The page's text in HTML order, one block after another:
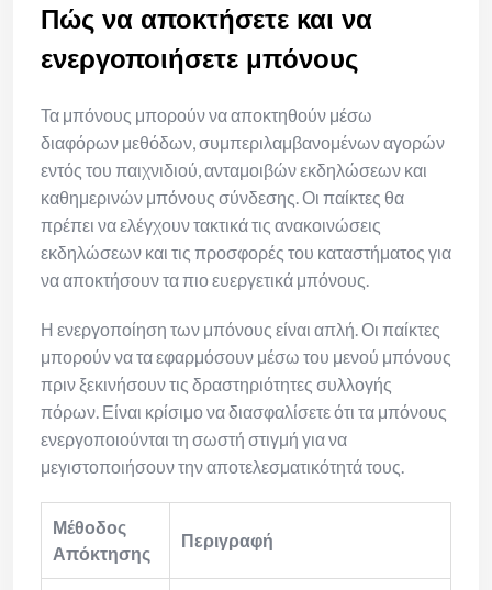
Πώς να αποκτήσετε και να
ενεργοποιήσετε μπόνους
Τα μπόνους μπορούν να αποκτηθούν μέσω
διαφόρων μεθόδων, συμπεριλαμβανομένων αγορών
εντός του παιχνιδιού, ανταμοιβών εκδηλώσεων και
καθημερινών μπόνους σύνδεσης. Οι παίκτες θα
πρέπει να ελέγχουν τακτικά τις ανακοινώσεις
εκδηλώσεων και τις προσφορές του καταστήματος για
να αποκτήσουν τα πιο ευεργετικά μπόνους.
Η ενεργοποίηση των μπόνους είναι απλή. Οι παίκτες
μπορούν να τα εφαρμόσουν μέσω του μενού μπόνους
πριν ξεκινήσουν τις δραστηριότητες συλλογής
πόρων. Είναι κρίσιμο να διασφαλίσετε ότι τα μπόνους
ενεργοποιούνται τη σωστή στιγμή για να
μεγιστοποιήσουν την αποτελεσματικότητά τους.
Μέθοδος
Απόκτησης
Περιγραφή